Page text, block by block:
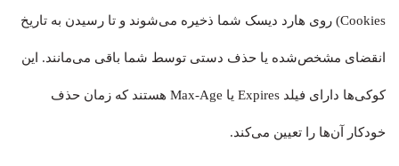
Cookies) روی هارد دیسک شما ذخیره می‌شوند و تا رسیدن به تاریخ
انقضای مشخص‌شده یا حذف دستی توسط شما باقی می‌مانند. این
کوکی‌ها دارای فیلد Expires یا Max-Age هستند که زمان حذف
خودکار آن‌ها را تعیین می‌کند.